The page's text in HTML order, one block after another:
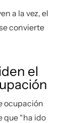
a la vez, el
convierte
el
ocupación
que “ha ido